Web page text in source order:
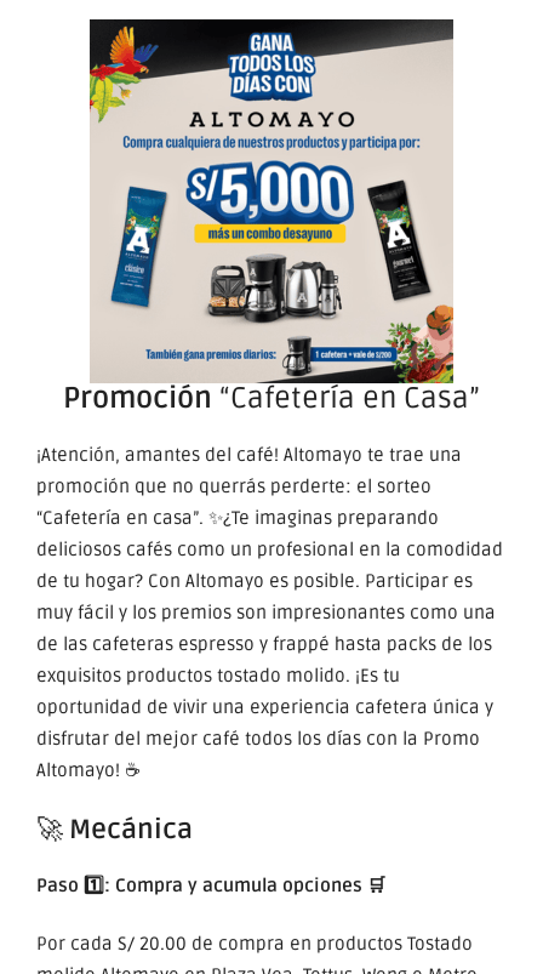
Promoción “Cafetería en Casa”
¡Atención, amantes del café! Altomayo te trae una
promoción que no querrás perderte: el sorteo
“Cafetería en casa”. ✨¿Te imaginas preparando
deliciosos cafés como un profesional en la comodidad
de tu hogar? Con Altomayo es posible. Participar es
muy fácil y los premios son impresionantes como una
de las cafeteras espresso y frappé hasta packs de los
exquisitos productos tostado molido. ¡Es tu
oportunidad de vivir una experiencia cafetera única y
disfrutar del mejor café todos los días con la Promo
Altomayo! ☕
🚀 Mecánica
Paso 1️⃣: Compra y acumula opciones 🛒
Por cada S/ 20.00 de compra en productos Tostado